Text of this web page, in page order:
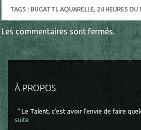
À PROPOS
" Le Talent, c'est avoir l'envie de faire
suite
TAGS :BUGATTI AQUARELLE 24 HEURES DU
Les commentaires sont fermés.